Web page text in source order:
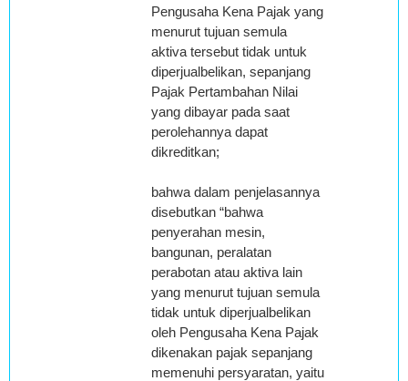
Pengusaha Kena Pajak yang
menurut tujuan semula
aktiva tersebut tidak untuk
diperjualbelikan, sepanjang
Pajak Pertambahan Nilai
yang dibayar pada saat
perolehannya dapat
dikreditkan;
bahwa dalam penjelasannya
disebutkan “bahwa
penyerahan mesin,
bangunan, peralatan
perabotan atau aktiva lain
yang menurut tujuan semula
tidak untuk diperjualbelikan
oleh Pengusaha Kena Pajak
dikenakan pajak sepanjang
memenuhi persyaratan, yaitu